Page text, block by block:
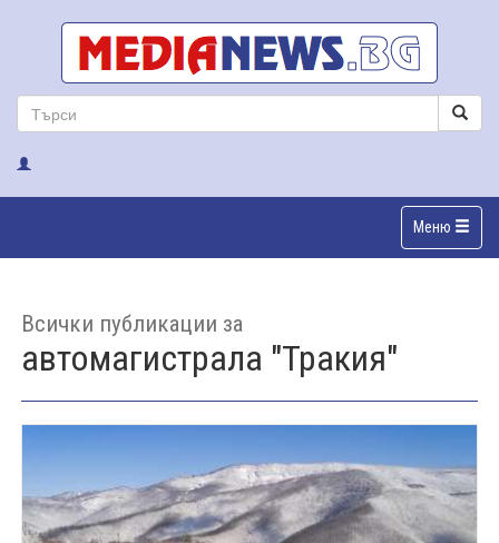
Меню
Всички публикации за
автомагистрала "Тракия"